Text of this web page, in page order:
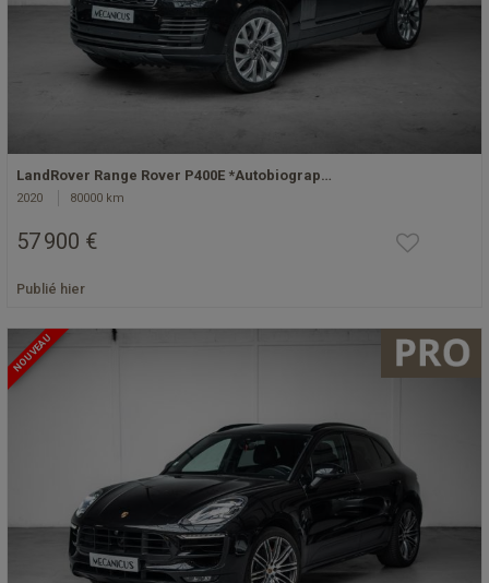
LandRover Range Rover P400E *Autobiograp…
2020 80000 km
57 900 €
Publié hier
NOUVEAU